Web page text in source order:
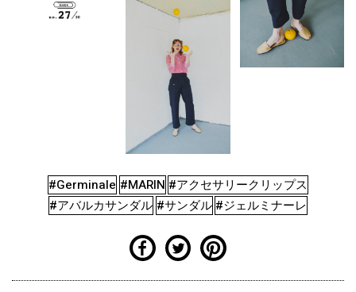
#Germinale #MARIN #アクセサリークリップス
#アバルカサンダル #サンダル #ジェルミナーレ